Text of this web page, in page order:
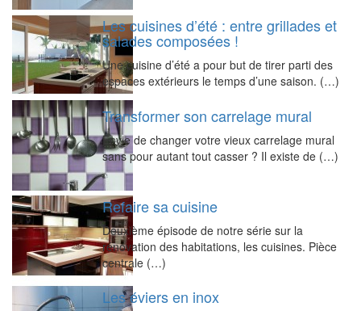
Les cuisines d’été : entre grillades et
salades composées !
Une cuisine d’été a pour but de tirer parti des
espaces extérieurs le temps d’une saison. (…)
Transformer son carrelage mural
Envie de changer votre vieux carrelage mural
sans pour autant tout casser ? Il existe de (…)
Refaire sa cuisine
Deuxième épisode de notre série sur la
rénovation des habitations, les cuisines. Pièce
centrale (…)
Les éviers en inox